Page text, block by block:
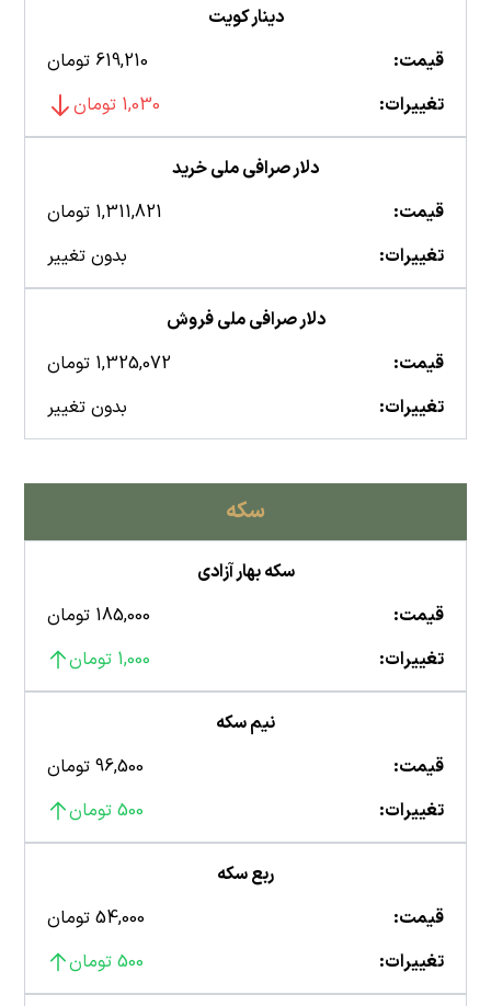
دینار کویت
قیمت:
619,210 تومان
تغییرات:
1,030 تومان
دلار صرافی ملی خرید
قیمت:
1,311,821 تومان
تغییرات:
بدون تغییر
دلار صرافی ملی فروش
قیمت:
1,325,072 تومان
تغییرات:
بدون تغییر
سکه
سکه بهار آزادی
قیمت:
185,000 تومان
تغییرات:
1,000 تومان
نیم سکه
قیمت:
96,500 تومان
تغییرات:
500 تومان
ربع سکه
قیمت:
54,000 تومان
تغییرات:
500 تومان